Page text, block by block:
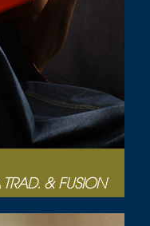
& FUSION